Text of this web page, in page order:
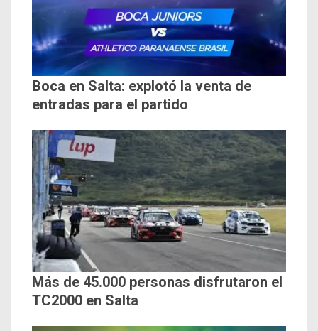
Boca en Salta: explotó la venta de
entradas para el partido
Más de 45.000 personas disfrutaron el
TC2000 en Salta